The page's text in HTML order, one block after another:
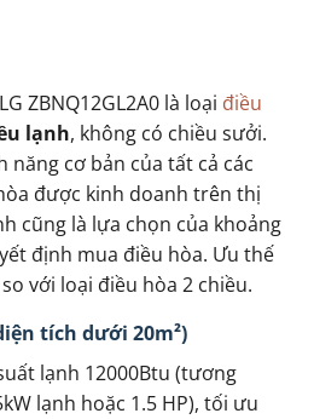
ZBNQ12GL2A0 là loại điều
lạnh, không có chiều sưởi.
năng cơ bản của tất cả các
được kinh doanh trên thị
cũng là lựa chọn của khoảng
định mua điều hòa. Ưu thế
với loại điều hòa 2 chiều.
tích dưới 20m²)
lạnh 12000Btu (tương
lạnh hoặc 1.5 HP), tối ưu